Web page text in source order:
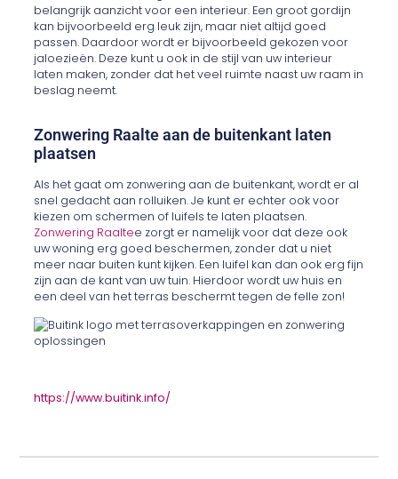
belangrijk aanzicht voor een interieur. Een groot gordijn
kan bijvoorbeeld erg leuk zijn, maar niet altijd goed
passen. Daardoor wordt er bijvoorbeeld gekozen voor
jaloezieën. Deze kunt u ook in de stijl van uw interieur
laten maken, zonder dat het veel ruimte naast uw raam in
beslag neemt.
Zonwering Raalte aan de buitenkant laten
plaatsen
Als het gaat om zonwering aan de buitenkant, wordt er al
snel gedacht aan rolluiken. Je kunt er echter ook voor
kiezen om schermen of luifels te laten plaatsen.
Zonwering Raaltee zorgt er namelijk voor dat deze ook
uw woning erg goed beschermen, zonder dat u niet
meer naar buiten kunt kijken. Een luifel kan dan ook erg fijn
zijn aan de kant van uw tuin. Hierdoor wordt uw huis en
een deel van het terras beschermt tegen de felle zon!
https://www.buitink.info/